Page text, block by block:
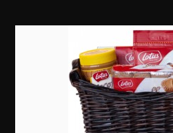
Erfolgsgeschichten